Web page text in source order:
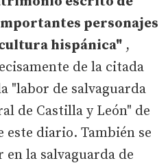
personajes
hispánica" ,
de la citada
"labor de salvaguarda
de Castilla y León" de
diario. También se
en la salvaguarda de